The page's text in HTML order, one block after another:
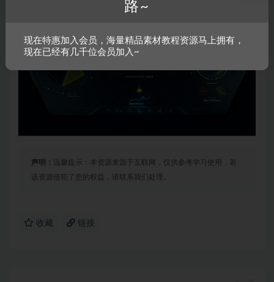
声明： 温馨提示：本资源来源于互联网，仅供参考学习使用，若
该资源侵犯了您的权益，请联系我们处理。
收藏 链接
路~
现在特惠加入会员，海量精品素材教程资源马上拥有，
现在已经有几千位会员加入~